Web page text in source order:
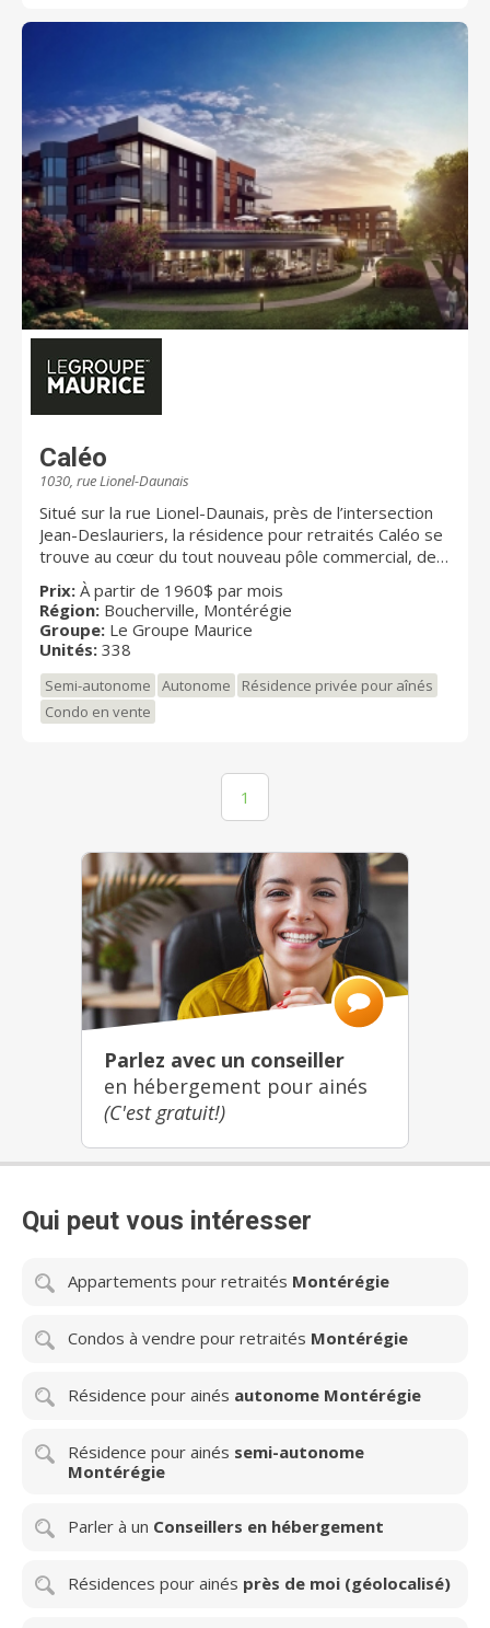
succomber.
Caléo
1030, rue Lionel-Daunais
Situé sur la rue Lionel-Daunais, près de l’intersection
Jean-Deslauriers, la résidence pour retraités Caléo se
trouve au cœur du tout nouveau pôle commercial, de
loisirs et de services de Boucherville. Caléo détient la
certification Leed Argent (US Green Building Council),
une première au Canada dans le secteur des
résidences privées pour aînés.
Prix: À partir de 1960$ par mois
Région: Boucherville, Montérégie
Groupe: Le Groupe Maurice
Unités: 338
Semi-autonome Autonome
Résidence privée pour aînés
Condo en vente
1
Parlez avec un conseiller
en hébergement pour ainés
(C'est gratuit!)
Qui peut vous intéresser
Appartements pour retraités Montérégie
Condos à vendre pour retraités Montérégie
Résidence pour ainés autonome Montérégie
Résidence pour ainés semi-autonome
Montérégie
Parler à un Conseillers en hébergement
Résidences pour ainés près de moi (géolocalisé)